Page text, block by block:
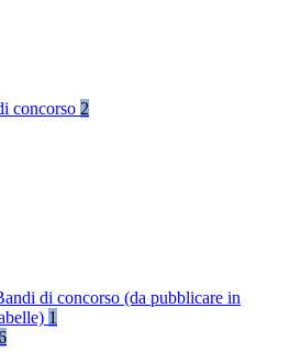
concorso 2
di concorso (da pubblicare in
1